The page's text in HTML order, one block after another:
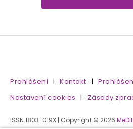
Prohlášení | Kontakt |
Nastavení cookies | Zásady
ISSN 1803-019X | Copyright © 2026